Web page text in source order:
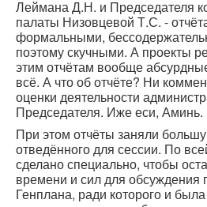
Леймана Д.Н. и Председателя
палаты Низовцевой Т.С. -
формальными,
поэтому скучными. А проекты
этим отчётам вообще
всё. А что об отчёте? Ни
оценки деятельности
Председателя. Иже еси, Аминь.
При этом отчёты заняли
отведённого для сессии. По
сделано специально, чтобы
времени и сил для обсуждения
Генплана, ради которого и